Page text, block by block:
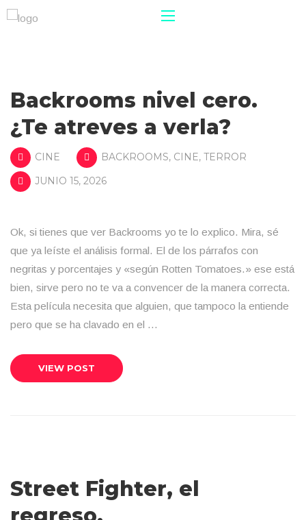
Backrooms nivel cero.
¿Te atreves a verla?
CINE BACKROOMS, CINE, TERROR
JUNIO 15, 2026
Ok, si tienes que ver Backrooms yo te lo explico. Mira, sé
que ya leíste el análisis formal. El de los párrafos con
negritas y porcentajes y «según Rotten Tomatoes.» ese está
bien, sirve pero no te va a convencer de la manera correcta.
Esta película necesita que alguien, que tampoco la entiende
pero que se ha clavado en el …
VIEW POST
Street Fighter, el